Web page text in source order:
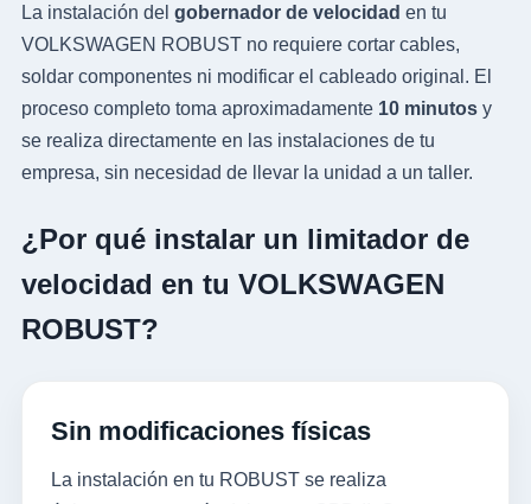
La instalación del gobernador de velocidad en tu
VOLKSWAGEN ROBUST no requiere cortar cables,
soldar componentes ni modificar el cableado original. El
proceso completo toma aproximadamente 10 minutosy
se realiza directamente en las instalaciones de tu
empresa, sin necesidad de llevar la unidad a un taller.
¿Por qué instalar un limitador de
velocidad en tu VOLKSWAGEN
ROBUST?
Sin modificaciones físicas
La instalación en tu ROBUST se realiza